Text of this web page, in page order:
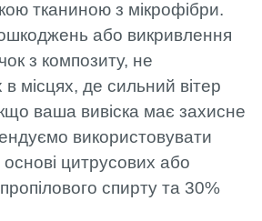
тканиною з мікрофібри.
або викривлення
з композиту, не
місцях, де сильний вітер
ваша вивіска має захисне
використовувати
цитрусових або
спирту та 30%